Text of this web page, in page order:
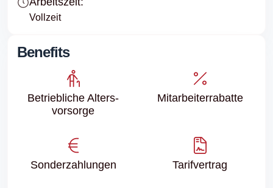
Vollzeit
Benefits
Betriebliche Alters­
vorsorge
Mitarbeiter­rabatte
Sonder­zahlungen Tarifvertrag